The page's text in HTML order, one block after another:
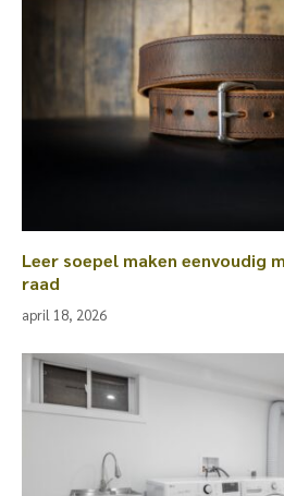
Leer soepel maken eenvoudig
raad
april 18, 2026